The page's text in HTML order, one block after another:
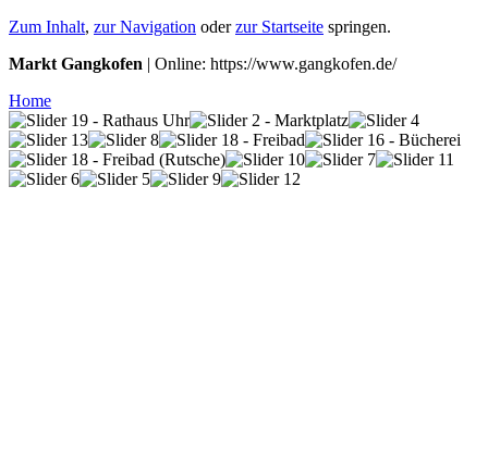
Zum Inhalt, zur Navigation oderzur Startseite springen.
Markt Gangkofen | Online: https://www.gangkofen.de/
Home